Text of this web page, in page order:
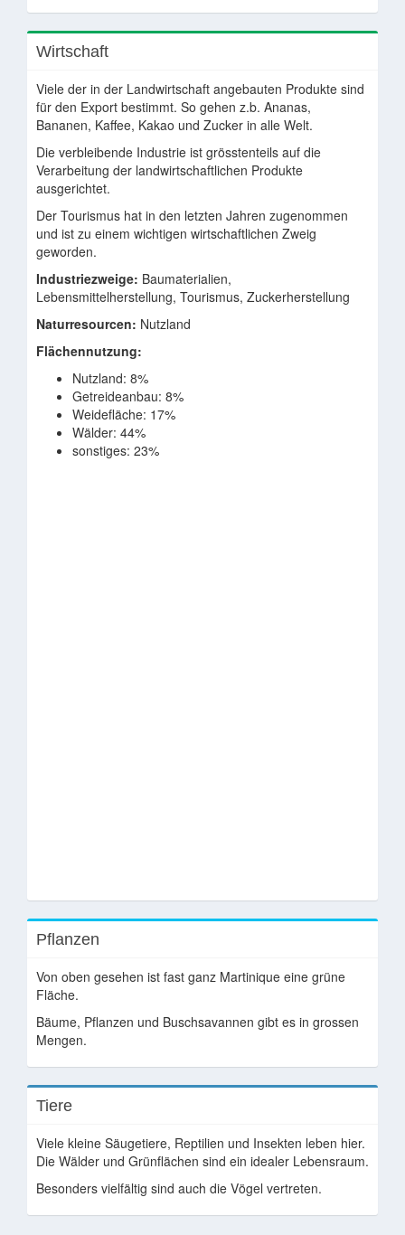
Wirtschaft
Viele der in der Landwirtschaft angebauten Produkte sind
für den Export bestimmt. So gehen z.b. Ananas,
Bananen, Kaffee, Kakao und Zucker in alle Welt.
Die verbleibende Industrie ist grösstenteils auf die
Verarbeitung der landwirtschaftlichen Produkte
ausgerichtet.
Der Tourismus hat in den letzten Jahren zugenommen
und ist zu einem wichtigen wirtschaftlichen Zweig
geworden.
Industriezweige: Baumaterialien,
Lebensmittelherstellung, Tourismus, Zuckerherstellung
Naturresourcen: Nutzland
Flächennutzung:
Nutzland: 8%
Getreideanbau: 8%
Weidefläche: 17%
Wälder: 44%
sonstiges: 23%
Pflanzen
Von oben gesehen ist fast ganz Martinique eine grüne
Fläche.
Bäume, Pflanzen und Buschsavannen gibt es in grossen
Mengen.
Tiere
Viele kleine Säugetiere, Reptilien und Insekten leben hier.
Die Wälder und Grünflächen sind ein idealer Lebensraum.
Besonders vielfältig sind auch die Vögel vertreten.